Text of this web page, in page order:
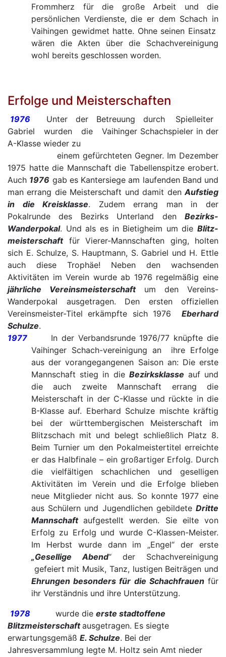
Frommherz für die große Arbeit und die
persönlichen Verdienste, die er dem Schach in
Vaihingen gewidmet hatte. Ohne seinen Einsatz
wären die Akten über die Schachvereinigung
wohl bereits geschlossen worden.
Erfolge und Meisterschaften
1976 Unter der Betreuung durch Spielleiter
Gabriel wurden die Vaihinger Schachspieler in der
A-Klasse wieder zu
einem gefürchteten Gegner. Im Dezember
1975 hatte die Mannschaft die Tabellenspitze erobert.
Auch 1976 gab es Kantersiege am laufenden Band und
man errang die Meisterschaft und damit denAufstieg
in die Kreisklasse. Zudem errang man in der
Pokalrunde des Bezirks Unterland den Bezirks-
Wanderpokal. Und als es in Bietigheim um die Blitz-
meisterschaftfür Vierer-Mannschaften ging, holten
sich E. Schulze, S. Hauptmann, S. Gabriel und H. Ettle
auch diese Trophäe! Neben den wachsenden
Aktivitäten im Verein wurde ab 1976 regelmäßig eine
jährliche Vereinsmeisterschaftum den Vereins-
Wanderpokal ausgetragen. Den ersten offiziellen
Vereinsmeister-Titel erkämpfte sich 1976 Eberhard
Schulze.
1977
In der Verbandsrunde 1976/77 knüpfte die
Vaihinger Schach-vereinigung an ihre Erfolge
aus der vorangegangenen Saison an: Die erste
Mannschaft stieg in die Bezirksklasse auf und
die auch zweite Mannschaft errang die
Meisterschaft in der C-Klasse und rückte in die
B-Klasse auf. Eberhard Schulze mischte kräftig
bei der württembergischen Meisterschaft im
Blitzschach mit und belegt schließlich Platz 8.
Beim Turnier um den Pokalmeistertitel erreichte
er das Halbfinale – ein großartiger Erfolg. Durch
die vielfältigen schachlichen und geselligen
Aktivitäten im Verein und die Erfolge blieben
neue Mitglieder nicht aus. So konnte 1977 eine
aus Schülern und Jugendlichen gebildete Dritte
Mannschaftaufgestellt werden. Sie eilte von
Erfolg zu Erfolg und wurde C-Klassen-Meister.
Im Herbst wurde dann im „Engel“ der erste
„Gesellige Abend“ der Schachvereinigung
gefeiert mit Musik, Tanz, lustigen Beiträgen und
Ehrungen besonders für die Schachfrauenfür
ihr Verständnis und ihre Unterstützung.
1978
wurde die erste stadtoffene
Blitzmeisterschaftausgetragen. Es siegte
erwartungsgemäß E. Schulze. Bei der
Jahresversammlung legte M. Holtz sein Amt nieder